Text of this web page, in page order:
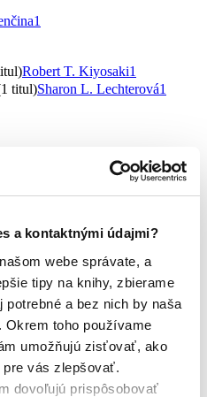
a kontaktnými údajmi?
webe správate, a
tipy na knihy, zbierame
a bez nich by naša
Okrem toho používame
umožňujú zisťovať, ako
pre vás zlepšovať.
dovoľujú prispôsobovať
1
Robert T. Kiyosaki1
titul)Sharon L. Lechterová1